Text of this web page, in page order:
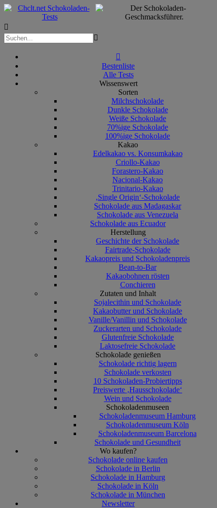



Bestenliste
Alle Tests
Wissenswert
Sorten
Milchschokolade
Dunkle Schokolade
Weiße Schokolade
70%ige Schokolade
100%ige Schokolade
Kakao
Edelkakao vs. Konsumkakao
Criollo-Kakao
Forastero-Kakao
Nacional-Kakao
Trinitario-Kakao
‚Single Origin‘-Schokolade
Schokolade aus Madagaskar
Schokolade aus Venezuela
Schokolade aus Ecuador
Herstellung
Geschichte der Schokolade
Fairtrade-Schokolade
Kakaopreis und Schokoladenpreis
Bean-to-Bar
Kakaobohnen rösten
Conchieren
Zutaten und Inhalt
Sojalecithin und Schokolade
Kakaobutter und Schokolade
Vanille/Vanillin und Schokolade
Zuckerarten und Schokolade
Glutenfreie Schokolade
Laktosefreie Schokolade
Schokolade genießen
Schokolade richtig lagern
Schokolade verkosten
10 Schokoladen-Probiertipps
Preiswerte ‚Hausschokolade‘
Wein und Schokolade
Schokoladenmuseen
Schokoladenmuseum Hamburg
Schokoladenmuseum Köln
Schokoladenmuseum Barcelona
Schokolade und Gesundheit
Wo kaufen?
Schokolade online kaufen
Schokolade in Berlin
Schokolade in Hamburg
Schokolade in Köln
Schokolade in München
Newsletter